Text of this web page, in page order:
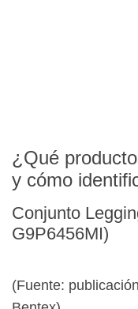
¿Qué
y cómo
Conjunto
G9P6456MI)
(Fuente: